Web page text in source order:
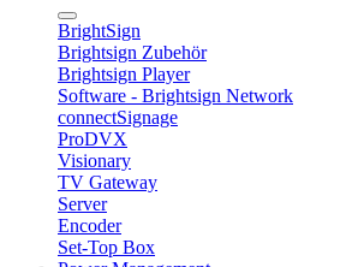
BrightSign
Brightsign Zubehör
Brightsign Player
Software - Brightsign Network
connectSignage
ProDVX
Visionary
TV Gateway
Server
Encoder
Set-Top Box